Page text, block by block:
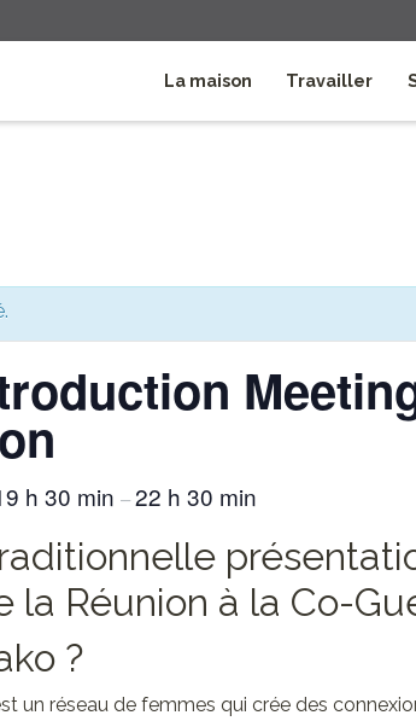
La maison Travailler
h 30 min –22 h 30 min
la Réunion à la Co-
?
un réseau de femmes qui crée des